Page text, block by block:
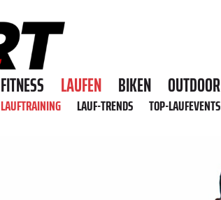
FITNESS LAUFEN BIKEN OUTDOOR
LAUFTRAINING LAUF-TRENDS TOP-LAUFEVENTS